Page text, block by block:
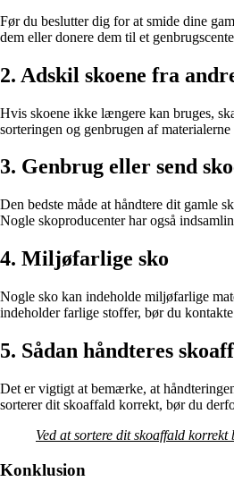
Før du beslutter dig for at smide dine
dem eller donere dem til et
2. Adskil skoene fra
Hvis skoene ikke længere kan bruges,
sorteringen og genbrugen af materialerne
3. Genbrug eller send
Den bedste måde at håndtere dit gamle
Nogle skoproducenter har også
4. Miljøfarlige sko
Nogle sko kan indeholde miljøfarlige
indeholder farlige stoffer, bør du
5. Sådan håndteres
Det er vigtigt at bemærke, at
sorterer dit skoaffald korrekt, bør du
Ved at sortere dit skoaffald
Konklusion